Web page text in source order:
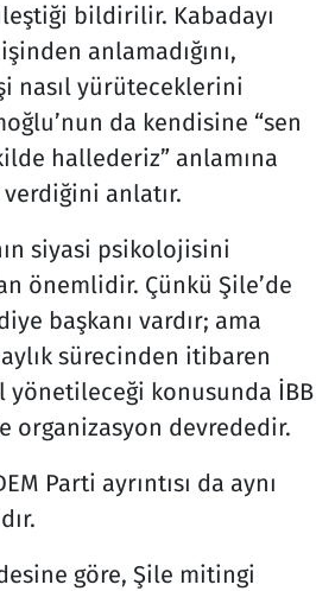
bildirilir. Kabadayı
anlamadığını,
nasıl yürüteceklerini
da kendisine “sen
hallederiz” anlamına
verdiğini anlatır.
siyasi psikolojisini
önemlidir. Çünkü Şile’de
başkanı vardır; ama
sürecinden itibaren
yönetileceği konusunda İBB
organizasyon devrededir.
Parti ayrıntısı da aynı
göre, Şile mitingi